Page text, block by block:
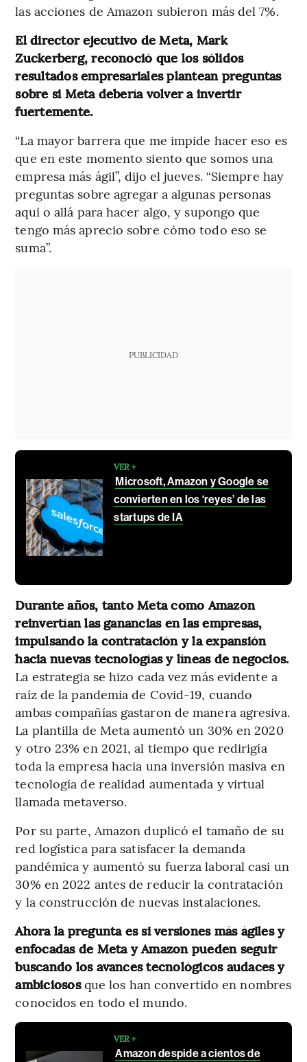
las acciones de Amazon subieron más del 7%.
El director ejecutivo de Meta, Mark
Zuckerberg, reconoció que los sólidos
resultados empresariales plantean preguntas
sobre si Meta debería volver a invertir
fuertemente.
“La mayor barrera que me impide hacer eso es
que en este momento siento que somos una
empresa más ágil”, dijo el jueves. “Siempre hay
preguntas sobre agregar a algunas personas
aquí o allá para hacer algo, y supongo que
tengo más aprecio sobre cómo todo eso se
suma”.
PUBLICIDAD
VER +
Microsoft, Amazon y Google se
convierten en los ‘reyes’ de las
startups de IA
Durante años, tanto Meta como Amazon
reinvertían las ganancias en las empresas,
impulsando la contratación y la expansión
hacia nuevas tecnologías y líneas de negocios.
La estrategia se hizo cada vez más evidente a
raíz de la pandemia de Covid-19, cuando
ambas compañías gastaron de manera agresiva.
La plantilla de Meta aumentó un 30% en 2020
y otro 23% en 2021, al tiempo que redirigía
toda la empresa hacia una inversión masiva en
tecnología de realidad aumentada y virtual
llamada metaverso.
Por su parte, Amazon duplicó el tamaño de su
red logística para satisfacer la demanda
pandémica y aumentó su fuerza laboral casi un
30% en 2022 antes de reducir la contratación
y la construcción de nuevas instalaciones.
Ahora la pregunta es si versiones más ágiles y
enfocadas de Meta y Amazon pueden seguir
buscando los avances tecnológicos audaces y
ambiciososque los han convertido en nombres
conocidos en todo el mundo.
VER +
Amazon despide a cientos de